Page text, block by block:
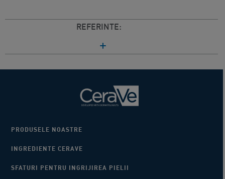
REFERINTE:
PRODUSELE NOASTRE
INGREDIENTE CERAVE
SFATURI PENTRU INGRIJIREA PIELII